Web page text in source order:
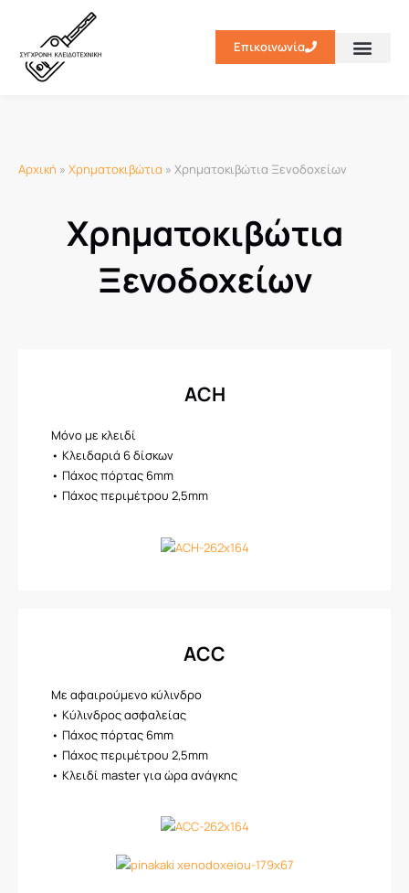
Επικοινωνία
Αρχική » Χρηματοκιβώτια » Χρηματοκιβώτια Ξενοδοχείων​
Χρηματοκιβώτια
Ξενοδοχείων
ACH
Μόνο με κλειδί
• Κλειδαριά 6 δίσκων
• Πάχος πόρτας 6mm
• Πάχος περιμέτρου 2,5mm​
ACC
Με αφαιρούμενο κύλινδρο
• Κύλινδρος ασφαλείας
• Πάχος πόρτας 6mm
• Πάχος περιμέτρου 2,5mm
• Κλειδί master για ώρα ανάγκης